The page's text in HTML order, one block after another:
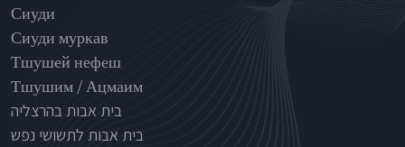
Сиуди
Сиуди муркав
Тшушей нефеш
Тшушим / Ацмаим
בית אבות בהרצליה
בית אבות לתשושי נפש